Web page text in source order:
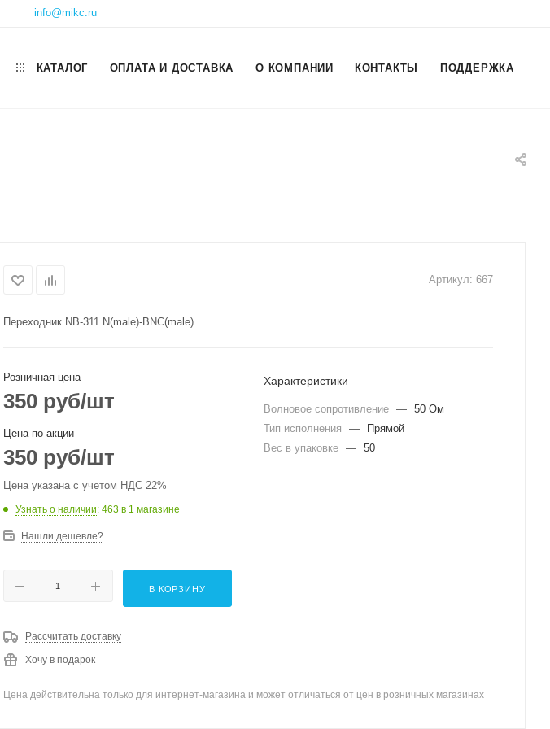
info@mikc.ru
КАТАЛОГ ОПЛАТА И ДОСТАВКА О КОМПАНИИ КОНТАКТЫ ПОДДЕРЖКА
Артикул: 667
Переходник NB-311 N(male)-BNC(male)
Розничная цена
350 руб/шт
Цена по акции
350 руб/шт
Цена указана с учетом НДС 22%
Узнать о наличии: 463 в 1 магазине
Нашли дешевле?
В КОРЗИНУ
Рассчитать доставку
Хочу в подарок
Характеристики
Волновое сопротивление — 50 Ом
Тип исполнения
—
Прямой
Вес в упаковке — 50
Цена действительна только для интернет-магазина и может отличаться от цен в розничных магазинах